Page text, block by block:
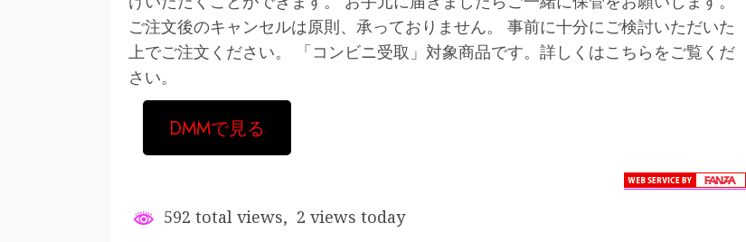
ご注文後のキャンセルは原則、承っておりません。 事前に十分にご検討いただいた
上でご注文ください。 「コンビニ受取」対象商品です。詳しくはこちらをご覧くだ
さい。
DMMで見る
592 total views, 2 views today